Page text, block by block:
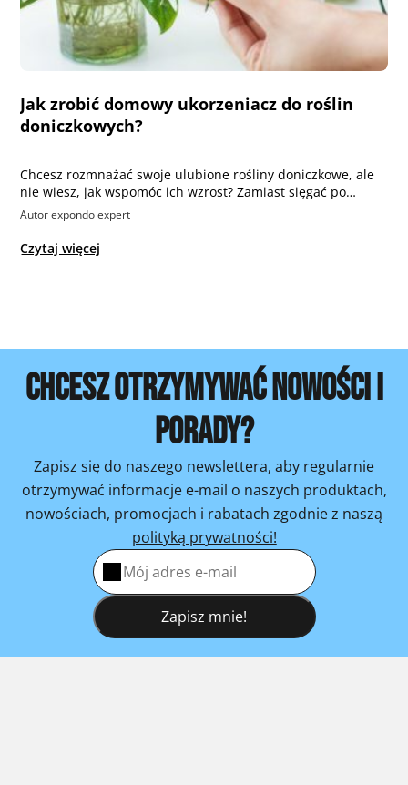
Jak zrobić domowy ukorzeniacz do roślin
doniczkowych?
Chcesz rozmnażać swoje ulubione rośliny doniczkowe, ale
nie wiesz, jak wspomóc ich wzrost? Zamiast sięgać po…
Autor expondo expert
Czytaj więcej
CHCESZ OTRZYMYWAĆ NOWOŚCI I
PORADY?
Zapisz się do naszego newslettera, aby regularnie
otrzymywać informacje e-mail o naszych produktach,
nowościach, promocjach i rabatach zgodnie z naszą
polityką prywatności!
Zapisz mnie!